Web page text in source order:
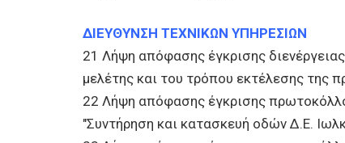
ΔΙΕΥΘΥΝΣΗ ΤΕΧΝΙΚΩΝ ΥΠΗΡΕΣΙΩΝ
21 Λήψη απόφασης έγκρισης
μελέτης και του τρόπου εκτέλεσης της
22 Λήψη απόφασης έγκρισης
"Συντήρηση και κατασκευή οδών Δ.Ε.